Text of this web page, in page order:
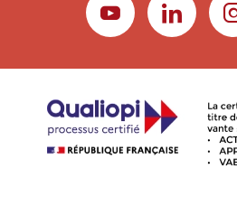
YOUTUBELINKEDIN